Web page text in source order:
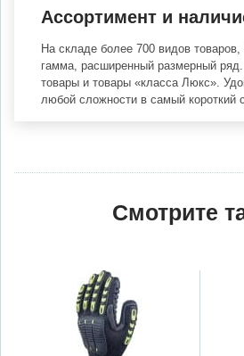
Ассортимент и
На складе более 700 видов товаров,
гамма, расширенный размерный
товары и товары «класса Люкс».
любой сложности в самый короткий
Смотрите